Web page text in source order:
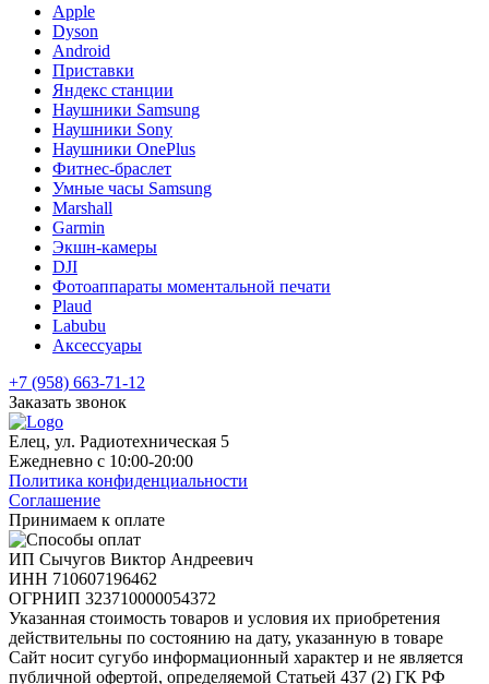
Apple
Dyson
Android
Приставки
Яндекс станции
Наушники Samsung
Наушники Sony
Наушники OnePlus
Фитнес-браслет
Умные часы Samsung
Marshall
Garmin
Экшн-камеры
DJI
Фотоаппараты моментальной печати
Plaud
Labubu
Аксессуары
+7 (958) 663-71-12
Заказать звонок
Елец, ул. Радиотехническая 5
Ежедневно с 10:00-20:00
Политика конфиденциальности
Соглашение
Принимаем к оплате
ИП Сычугов Виктор Андреевич
ИНН 710607196462
ОГРНИП 323710000054372
Указанная стоимость товаров и условия их приобретения
действительны по состоянию на дату, указанную в товаре
Сайт носит сугубо информационный характер и не является
публичной офертой, определяемой Статьей 437 (2) ГК РФ